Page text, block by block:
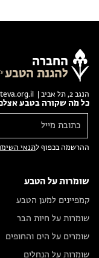
החברה
להגנת הטבע
הנגב 2, תל אביב |
כל מה שקורה בטבע
ההרשמה בכפוף לתנאי
שומרות על הטבע
קמפיינים למען הטבע
שומרות על חיות הבר
שומרים על הים והחופים
שומרות על הנחלים